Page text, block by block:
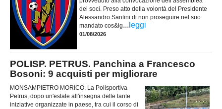
dei soci. Preso atto della volontà del Presidente
Alessandro Santini di non proseguire nel suo
mandato cos&ig... leggi
01/08/2026
POLISP. PETRUS. Panchina a Francesco
Bosoni: 9 acquisti per migliorare
MONSAMPIETRO MORICO. La Polisportiva
Petrus, dopo un'estate all'insegna delle tante
iniziative organizzate in paese, tra cui il corso di